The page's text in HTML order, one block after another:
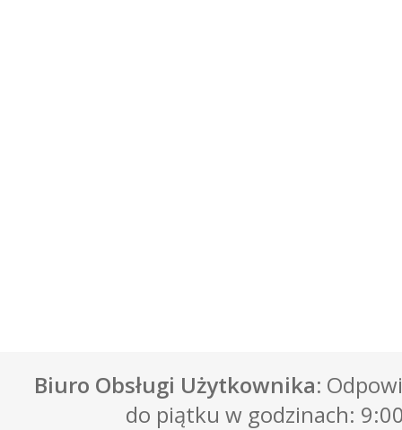
Biuro Obsługi Użytkownika:
do piątku w godzinach: